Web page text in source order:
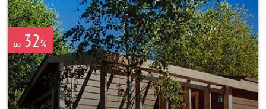
до 32%